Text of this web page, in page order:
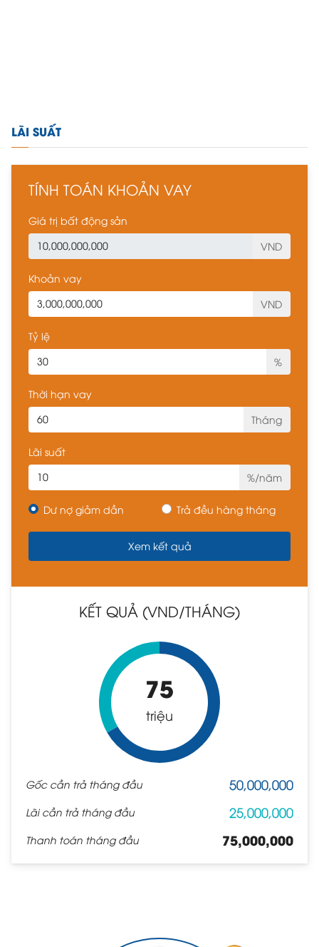
LÃI SUẤT
TÍNH TOÁN KHOẢN VAY
Giá trị bất động sản
VND
Khoản vay
VND
Tỷ lệ
%
Thời hạn vay
Tháng
Lãi suất
%/năm
Dư nợ giảm dần Trả đều hàng tháng
KẾT QUẢ (VND/THÁNG)
75
triệu
Gốc cần trả tháng đầu 50,000,000
Lãi cần trả tháng đầu 25,000,000
Thanh toán tháng đầu 75,000,000